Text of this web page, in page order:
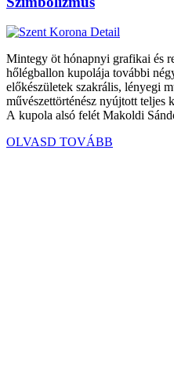
Mintegy öt hónapnyi grafikai és
hőlégballon kupolája további
előkészületek szakrális, lényegi
művészettörténész nyújtott teljes
A kupola alsó felét Makoldi
OLVASD TOVÁBB